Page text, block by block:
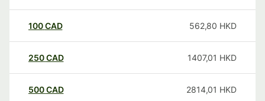
100CAD 562,80 HKD
250CAD 1407,01 HKD
500CAD 2814,01 HKD